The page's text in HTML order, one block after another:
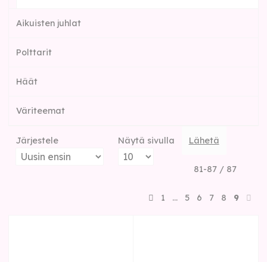
Aikuisten juhlat
Polttarit
Häät
Väriteemat
Järjestele Näytä sivulla Lähetä
81-87 / 87
1 … 5 6 7 8 9